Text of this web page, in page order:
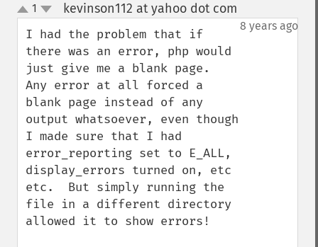
up
down
1 kevinson112 at yahoo dot com
8 years ago
I had the problem that if
there was an error, php would
just give me a blank page.
Any error at all forced a
blank page instead of any
output whatsoever, even though
I made sure that I had
error_reporting set to E_ALL,
display_errors turned on, etc
etc.  But simply running the
file in a different directory
allowed it to show errors!